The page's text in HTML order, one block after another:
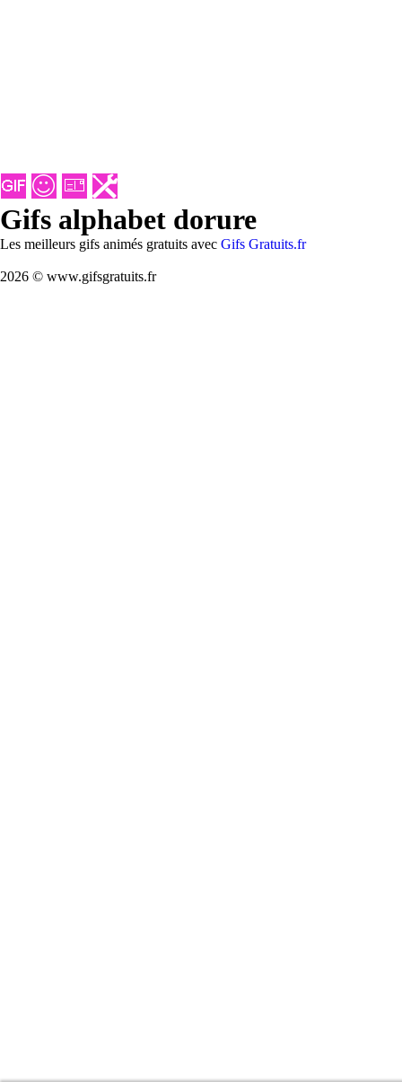
Gifs alphabet dorure
Les meilleurs gifs animés gratuits avec Gifs Gratuits.fr
2026 © www.gifsgratuits.fr